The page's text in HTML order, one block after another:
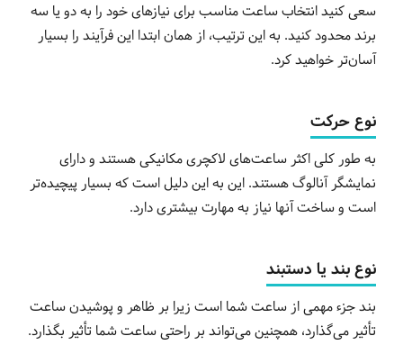
سعی کنید انتخاب ساعت مناسب برای نیازهای خود را به دو یا سه
برند محدود کنید. به این ترتیب، از همان ابتدا این فرآیند را بسیار
آسان‌تر خواهید کرد.
نوع حرکت
به طور کلی اکثر ساعت‌های لاکچری مکانیکی هستند و دارای
نمایشگر آنالوگ هستند. این به این دلیل است که بسیار پیچیده‌تر
است و ساخت آنها نیاز به مهارت بیشتری دارد.
نوع بند یا دستبند
بند جزء مهمی از ساعت شما است زیرا بر ظاهر و پوشیدن ساعت
تأثیر می‌گذارد، همچنین می‌تواند بر راحتی ساعت شما تأثیر بگذارد.